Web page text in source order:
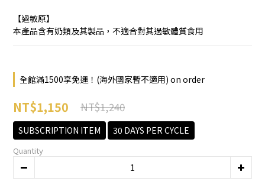
【過敏原】
本產品含有奶類及其製品，不適合對其過敏體質食用
全館滿1500享免運！(海外國家暫不適用) on order
NT$1,150 NT$1,240
SUBSCRIPTION ITEM 30 DAYS PER CYCLE
Quantity